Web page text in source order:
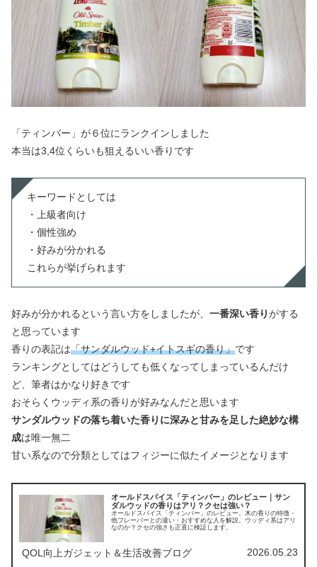
「ティンバー」が６位にランクインしました
本当は3,4位くらいも狙えるいい香りです
キーワードとしては
・上級者向け
・個性強め
・好みが分かれる
これらが挙げられます
好みが分かれるという言い方をしましたが、 一番深い香りがする
と思っています
香りの表記は「サンダルウッド+イトスギの香り」です
ランキングとしてはどうしても低くなってしまっているんだけ
ど、筆者はかなり好きです
おそらくウッディ系の香りが好みなんだと思います
サンダルウッドの落ち着いた香りに深みと甘みを足した絶妙な構
成は唯一無二
甘い系なので分類としてはフィジーに似たイメージとなります
オールドスパイス「ティンバー」のレビュー｜サン
ダルウッドの香りはアリ？クセは強い？
オールドスパイス「ティンバー」のレビュー。木の香りの特徴・
他フレーバーとの違い・おすすめな人を解説。ウッディ系はアリ
なのか？クセの強さも正直に検証します。
QOL向上ガジェット＆生活改善ブログ 2026.05.23